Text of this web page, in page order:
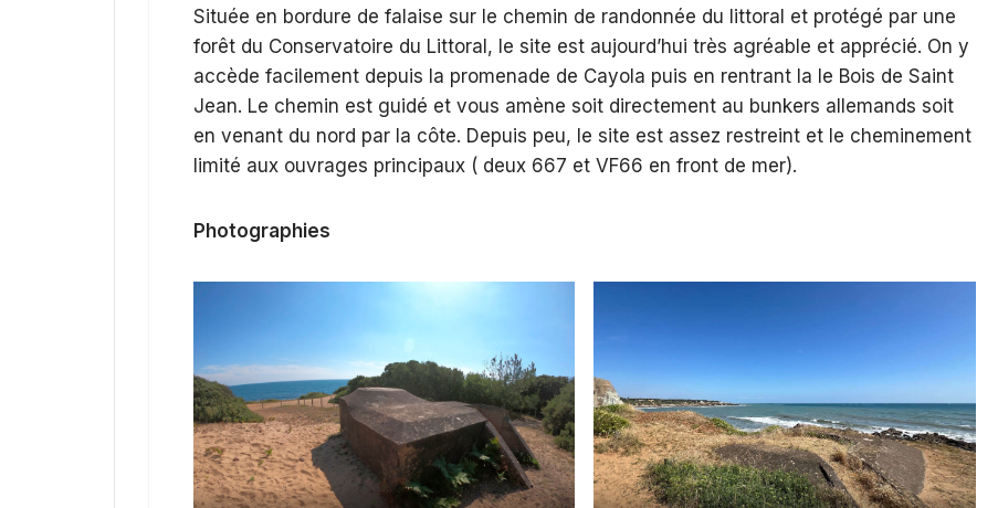
Située en bordure de falaise sur le chemin de randonnée du littoral et protégé par une
forêt du Conservatoire du Littoral, le site est aujourd’hui très agréable et apprécié. On y
accède facilement depuis la promenade de Cayola puis en rentrant la le Bois de Saint
Jean. Le chemin est guidé et vous amène soit directement au bunkers allemands soit
en venant du nord par la côte. Depuis peu, le site est assez restreint et le cheminement
limité aux ouvrages principaux ( deux 667 et VF66 en front de mer).
Photographies